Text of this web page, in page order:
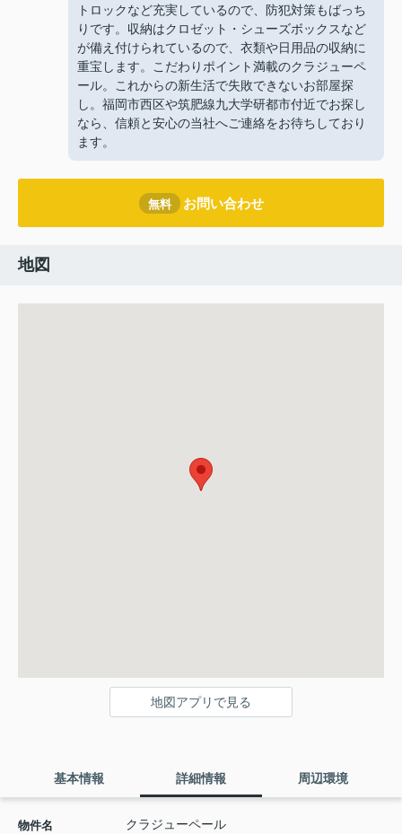
トロックなど充実しているので、防犯対策もばっち
りです。収納はクロゼット・シューズボックスなど
が備え付けられているので、衣類や日用品の収納に
重宝します。こだわりポイント満載のクラジューペ
ール。これからの新生活で失敗できないお部屋探
し。福岡市西区や筑肥線九大学研都市付近でお探し
なら、信頼と安心の当社へご連絡をお待ちしており
ます。
無料 お問い合わせ
地図
地図アプリで見る
基本情報 詳細情報 周辺環境
物件名 クラジューペール